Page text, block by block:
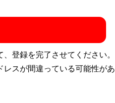
登録を完了させてください。
スが間違っている可能性があ